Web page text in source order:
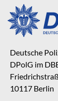
Deutsche
DPolG im
10117 Berlin